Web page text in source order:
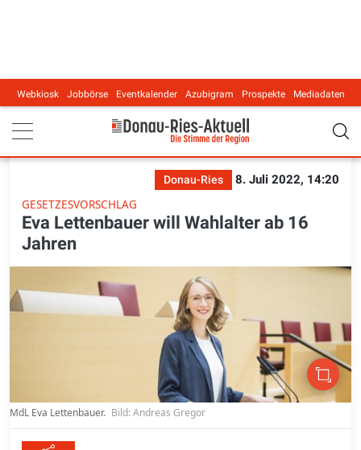
Main navigation
Webkiosk Jobbörse Eventkalender Azubigram Prospekte Mediadaten
Donau-Ries
8. Juli 2022, 14:20
GESETZESVORSCHLAG
Eva Lettenbauer will Wahlalter ab 16
Jahren
MdL Eva Lettenbauer. Bild: Andreas Gregor